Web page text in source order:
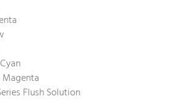
Flush Solution